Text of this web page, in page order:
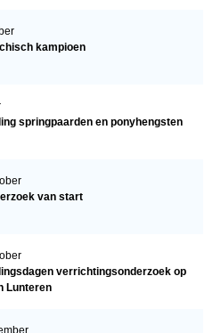
kampioen
springpaarden en ponyhengsten
van start
verrichtingsonderzoek op
Lunteren